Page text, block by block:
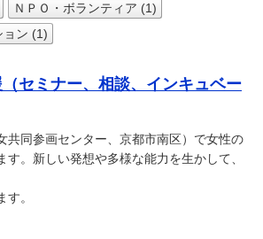
ＮＰＯ・ボランティア (1)
ョン (1)
セミナー、相談、インキュベー
共同参画センター、京都市南区）で女性の
す。新しい発想や多様な能力を生かして、
。